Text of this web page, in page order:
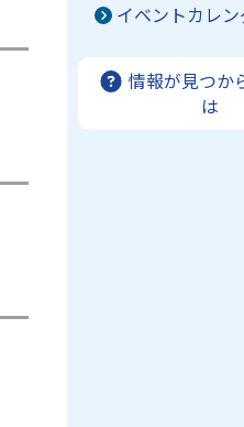
イベントカレン
情報が見つか
は